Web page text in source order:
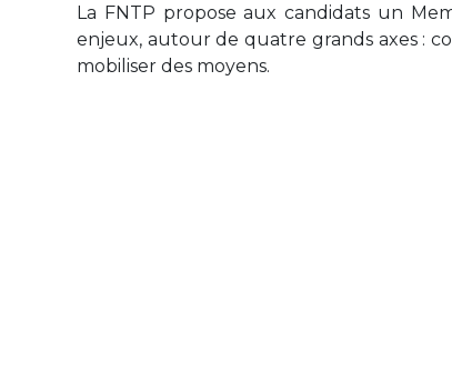
La FNTP propose aux candidats un
enjeux, autour de quatre grands axes :
mobiliser des moyens.